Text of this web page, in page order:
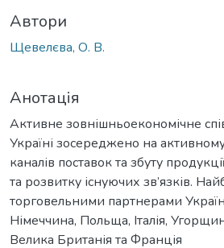
Автори
Щевелєва, О. В.
Анотація
Активне зовнішньоекономічне
Україні зосереджено на
каналів поставок та збуту
та розвитку існуючих зв’язків.
торговельними партнерами
Німеччина, Польща, Італія,
Велика Британія та Франція